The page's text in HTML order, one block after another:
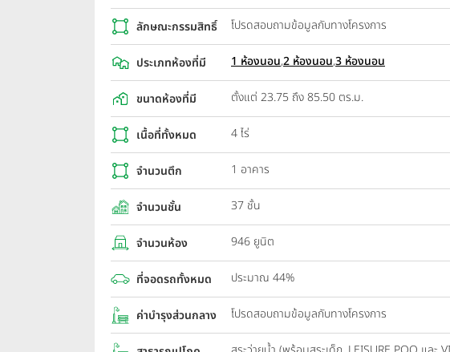
ลักษณะกรรมสิทธิ์ โปรดสอบถามข้อมูลกับทางโครงการ
ประเภทห้องที่มี 1 ห้องนอน,2 ห้องนอน,3 ห้องนอน
ขนาดห้องที่มี ตั้งแต่ 23.75 ถึง 85.50 ตร.ม.
เนื้อที่ทั้งหมด 4 ไร่
จำนวนตึก 1 อาคาร
จำนวนชั้น 37 ชั้น
จำนวนห้อง 946 ยูนิต
ที่จอดรถทั้งหมด ประมาณ 44%
ค่าบำรุงส่วนกลาง โปรดสอบถามข้อมูลกับทางโครงการ